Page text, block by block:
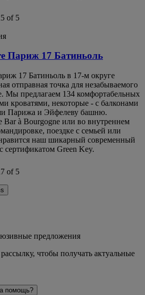
of 5
Париж 17 Батиньоль
17 Батиньоль в 17-м округе
отправная точка для незабываемого
Мы предлагаем 134 комфортабельных
кроватями, некоторые - с балконами
Парижа и Эйфелеву башню.
Bar à Bourgogne или во внутреннем
поездке с семьей или
наш шикарный современный
сертификатом Green Key.
of 5
предложения
чтобы получать актуальные
помощь?